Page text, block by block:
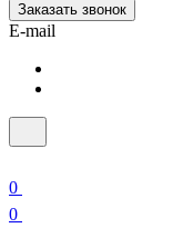
Заказать звонок
E-mail
0
0